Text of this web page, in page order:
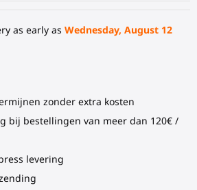
as early as Wednesday, August 12
zonder extra kosten
bij bestellingen van meer dan 120€ /
levering